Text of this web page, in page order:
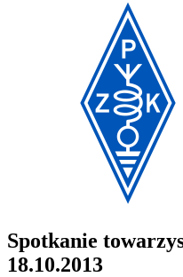
Spotkanie
18.10.2013